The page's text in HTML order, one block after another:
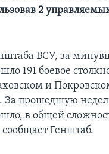
2
ВСУ, за
191 боевое
и
За прошедшую
в общей
Генштаб.